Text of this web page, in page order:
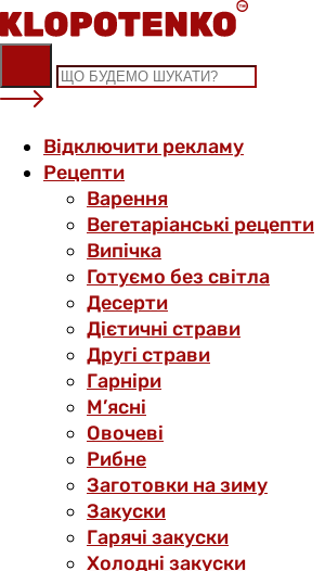
Skip
to
content
Відключити рекламу
Рецепти
Варення
Вегетаріанські рецепти
Випічка
Готуємо без світла
Десерти
Дієтичні страви
Другі страви
Гарніри
М’ясні
Овочеві
Рибне
Заготовки на зиму
Закуски
Гарячі закуски
Холодні закуски